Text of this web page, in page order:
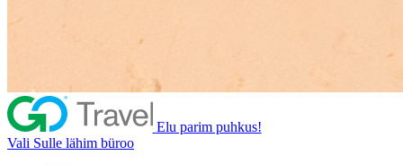
Elu parim puhkus!
Vali Sulle lähim büroo